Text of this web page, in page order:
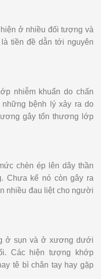
ở nhiều đối tượng và
tiền đề dẫn tới nguyên
nhiễm khuẩn do chấn
bệnh lý xảy ra do
gây tổn thương lớp
chèn ép lên dây thần
Chưa kể nó còn gây ra
nhiều đau liệt cho người
ở sụn và ở xương dưới
Các hiện tượng khớp
tê bì chân tay hay gặp